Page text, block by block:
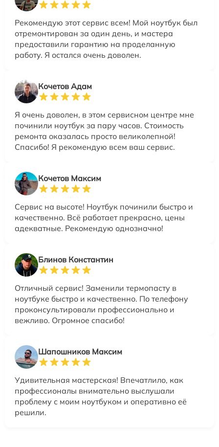
Рекомендую этот сервис всем! Мой ноутбук был
отремонтирован за один день, и мастера
предоставили гарантию на проделанную
работу. Я остался очень доволен.
Кочетов Адам
Я очень доволен, в этом сервисном центре мне
починили ноутбук за пару часов. Стоимость
ремонта оказалась просто великолепной!
Спасибо! Я рекомендую всем ваш сервис.
Кочетов Максим
Сервис на высоте! Ноутбук починили быстро и
качественно. Всё работает прекрасно, цены
адекватные. Рекомендую однозначно!
Блинов Константин
Отличный сервис! Заменили термопасту в
ноутбуке быстро и качественно. По телефону
проконсультировали профессионально и
вежливо. Огромное спасибо!
Шапошников Максим
Удивительная мастерская! Впечатлило, как
профессионалы внимательно выслушали
проблему с моим ноутбуком и оперативно её
решили.